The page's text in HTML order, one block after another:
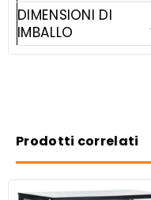
DIMENSIONI DI
IMBALLO
Prodotti correlati